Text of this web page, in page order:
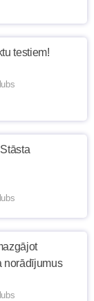
testiem!
norādījumus